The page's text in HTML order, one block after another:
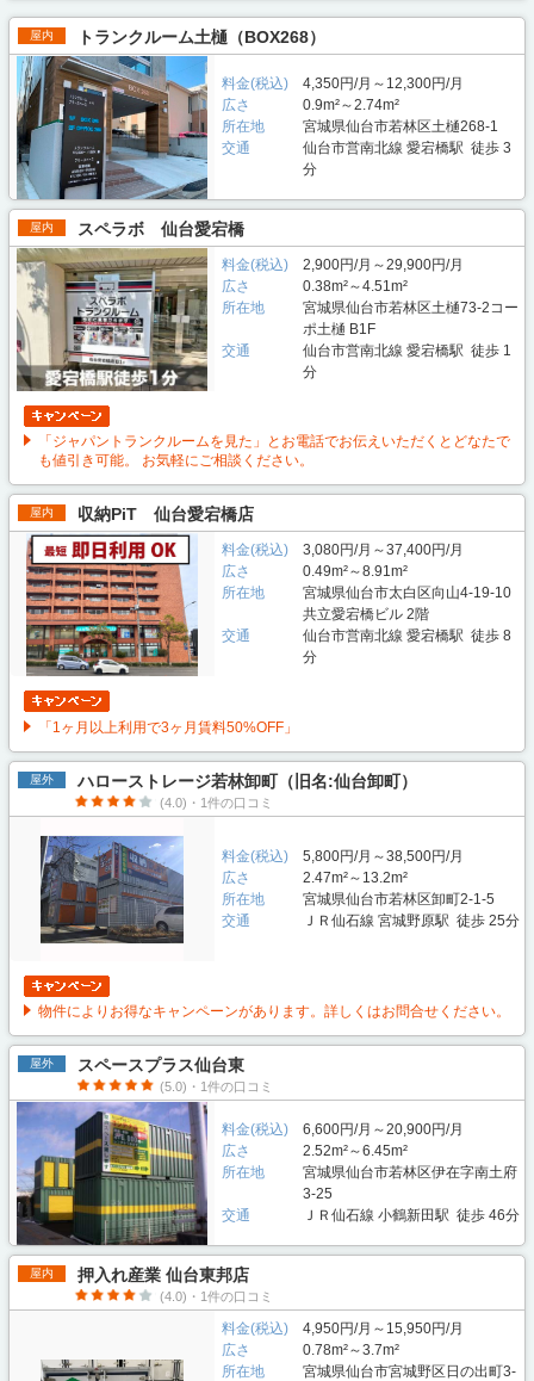
屋内 トランクルーム土樋（BOX268）
料金(税込)
4,350円/月～12,300円/月
広さ
0.9m²～2.74m²
所在地
宮城県仙台市若林区土樋268-1
交通
仙台市営南北線 愛宕橋駅 徒歩 3
分
屋内 スペラボ 仙台愛宕橋
料金(税込)
2,900円/月～29,900円/月
広さ
0.38m²～4.51m²
所在地
宮城県仙台市若林区土樋73-2コー
ポ土樋 B1F
交通
仙台市営南北線 愛宕橋駅 徒歩 1
分
「ジャパントランクルームを見た」とお電話でお伝えいただくとどなたで
も値引き可能。 お気軽にご相談ください。
屋内 収納PiT 仙台愛宕橋店
料金(税込)
3,080円/月～37,400円/月
広さ
0.49m²～8.91m²
所在地
宮城県仙台市太白区向山4-19-10
共立愛宕橋ビル 2階
交通
仙台市営南北線 愛宕橋駅 徒歩 8
分
「1ヶ月以上利用で3ヶ月賃料50%OFF」
屋外 ハローストレージ若林卸町（旧名:仙台卸町）
(4.0)・1件の口コミ
料金(税込)
5,800円/月～38,500円/月
広さ
2.47m²～13.2m²
所在地
宮城県仙台市若林区卸町2-1-5
交通
ＪＲ仙石線 宮城野原駅 徒歩 25分
物件によりお得なキャンペーンがあります。詳しくはお問合せください。
屋外 スペースプラス仙台東
(5.0)・1件の口コミ
料金(税込)
6,600円/月～20,900円/月
広さ
2.52m²～6.45m²
所在地
宮城県仙台市若林区伊在字南土府
3-25
交通
ＪＲ仙石線 小鶴新田駅 徒歩 46分
屋内 押入れ産業 仙台東邦店
(4.0)・1件の口コミ
料金(税込)
4,950円/月～15,950円/月
広さ
0.78m²～3.7m²
所在地
宮城県仙台市宮城野区日の出町3-